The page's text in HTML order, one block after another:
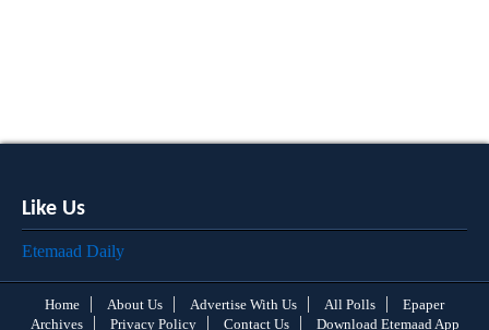
Like Us
Etemaad Daily
Home About Us Advertise With Us All Polls
Epaper
Archives
Privacy Policy Contact Us Download Etemaad App